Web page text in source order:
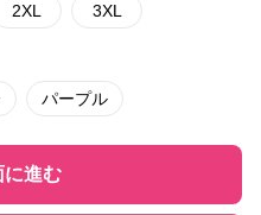
2XL 3XL
パープル
に進む